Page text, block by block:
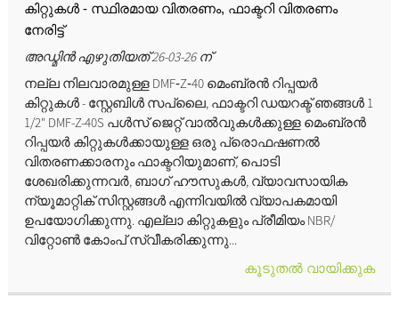
കിറ്റുകൾ - സ്ഥിരമായ വിതരണം, ഫാക്ടറി വിതരണം
നേരിട്ട്
അഡ്മിൻ എഴുതിയത് 26-03-26 ന്
നല്ല നിലവാരമുള്ള DMF‑Z‑40 മെംബ്രൻ റിപ്പയർ
കിറ്റുകൾ - സ്റ്റേബിൾ സപ്ലൈ, ഫാക്ടറി ഡയറക്ട് ഞങ്ങൾ 1
1/2" DMF-Z-40S പൾസ് ജെറ്റ് വാൽവുകൾക്കുള്ള മെംബ്രൻ
റിപ്പയർ കിറ്റുകൾക്കായുള്ള ഒരു പ്രൊഫഷണൽ
വിതരണക്കാരനും ഫാക്ടറിയുമാണ്, പൊടി
ശേഖരിക്കുന്നവർ, ബാഗ് ഹൗസുകൾ, വ്യാവസായിക
ന്യൂമാറ്റിക് സിസ്റ്റങ്ങൾ എന്നിവയിൽ വ്യാപകമായി
ഉപയോഗിക്കുന്നു. എല്ലാ കിറ്റുകളും പ്രീമിയം NBR/
വിറ്റോൺ കോംപ് സ്വീകരിക്കുന്നു...
കൂടുതൽ വായിക്കുക